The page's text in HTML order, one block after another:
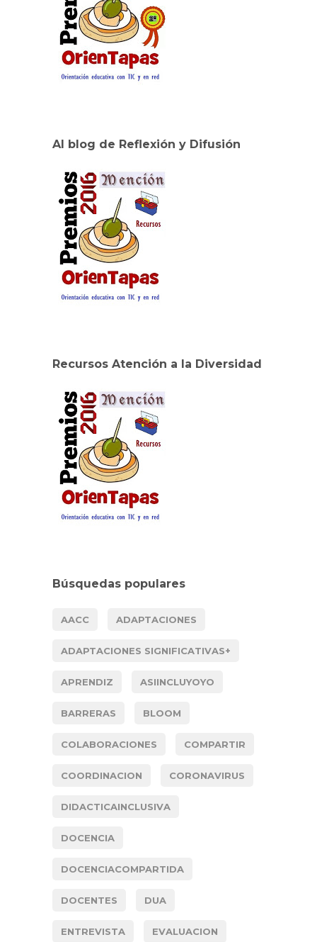
Al blog de Reflexión y Difusión
Recursos Atención a la Diversidad
Búsquedas populares
AACC ADAPTACIONES
ADAPTACIONES SIGNIFICATIVAS+
APRENDIZ ASIINCLUYOYO
BARRERAS BLOOM
COLABORACIONES COMPARTIR
COORDINACION CORONAVIRUS
DIDACTICAINCLUSIVA
DOCENCIA
DOCENCIACOMPARTIDA
DOCENTES DUA
ENTREVISTA EVALUACION